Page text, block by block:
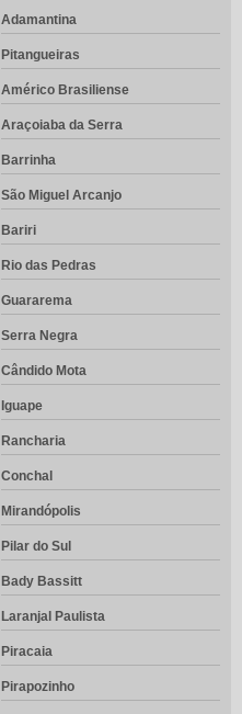
Adamantina
Pitangueiras
Américo Brasiliense
Araçoiaba da Serra
Barrinha
São Miguel Arcanjo
Bariri
Rio das Pedras
Guararema
Serra Negra
Cândido Mota
Iguape
Rancharia
Conchal
Mirandópolis
Pilar do Sul
Bady Bassitt
Laranjal Paulista
Piracaia
Pirapozinho